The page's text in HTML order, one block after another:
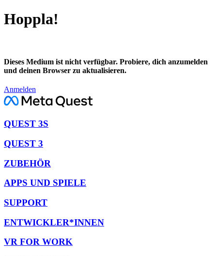
Hoppla!
Dieses Medium ist nicht verfügbar. Probiere, dich anzumelden
und deinen Browser zu aktualisieren.
Anmelden
QUEST 3S
QUEST 3
ZUBEHÖR
APPS UND SPIELE
SUPPORT
ENTWICKLER*INNEN
VR FOR WORK